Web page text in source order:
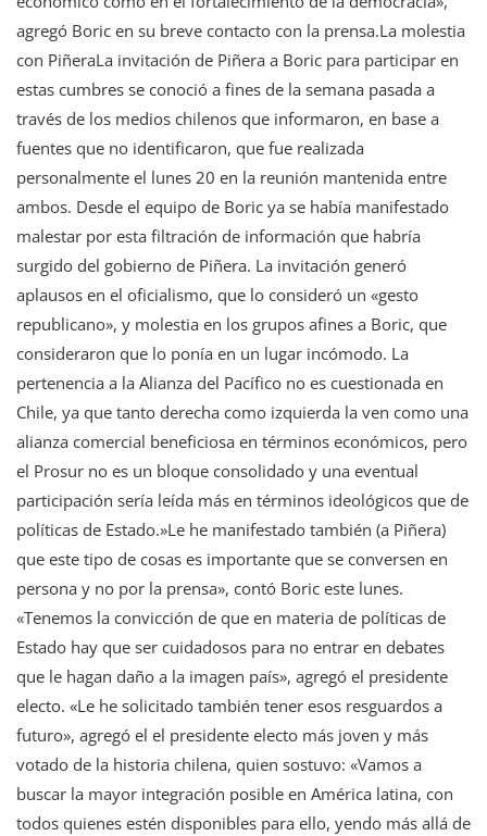
agregó Boric en su breve contacto con la prensa.La molestia
con PiñeraLa invitación de Piñera a Boric para participar en
estas cumbres se conoció a fines de la semana pasada a
través de los medios chilenos que informaron, en base a
fuentes que no identificaron, que fue realizada
personalmente el lunes 20 en la reunión mantenida entre
ambos. Desde el equipo de Boric ya se había manifestado
malestar por esta filtración de información que habría
surgido del gobierno de Piñera. La invitación generó
aplausos en el oficialismo, que lo consideró un «gesto
republicano», y molestia en los grupos afines a Boric, que
consideraron que lo ponía en un lugar incómodo. La
pertenencia a la Alianza del Pacífico no es cuestionada en
Chile, ya que tanto derecha como izquierda la ven como una
alianza comercial beneficiosa en términos económicos, pero
el Prosur no es un bloque consolidado y una eventual
participación sería leída más en términos ideológicos que de
políticas de Estado.»Le he manifestado también (a Piñera)
que este tipo de cosas es importante que se conversen en
persona y no por la prensa», contó Boric este lunes.
«Tenemos la convicción de que en materia de políticas de
Estado hay que ser cuidadosos para no entrar en debates
que le hagan daño a la imagen país», agregó el presidente
electo. «Le he solicitado también tener esos resguardos a
futuro», agregó el el presidente electo más joven y más
votado de la historia chilena, quien sostuvo: «Vamos a
buscar la mayor integración posible en América latina, con
todos quienes estén disponibles para ello, yendo más allá de